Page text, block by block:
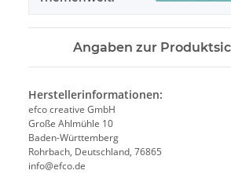
Angaben zur
Herstellerinformationen:
efco creative GmbH
Große Ahlmühle 10
Baden-Württemberg
Rohrbach, Deutschland, 76865
info@efco.de